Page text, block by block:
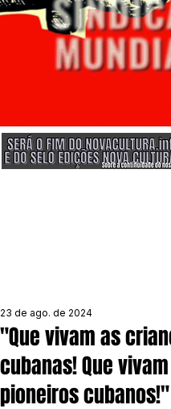
"Que vivam as
cubanas! Que
pioneiros cubanos!"
23 de ago. de 2024